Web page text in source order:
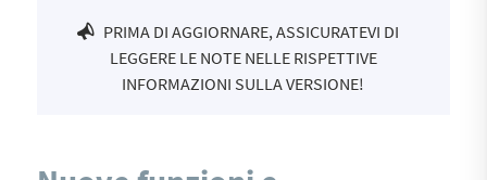
PRIMA DI AGGIORNARE, ASSICURATEVI DI
LEGGERE LE NOTE NELLE RISPETTIVE
INFORMAZIONI SULLA VERSIONE!